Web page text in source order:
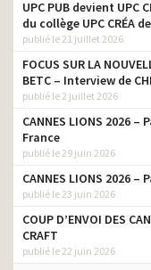
Bouygues Telecom –
Disponible quand vous
l’êtes
Bouygues Telecom –
Internet Garanti
Partagez vos plus
histoires de Noël
Bouygues Telecom – 4G
Box – La Famille
Bouygues Telecom – Le
pédalo
UPC PUB devient UPC
du collège UPC CRÉA
publié le 21 juillet 2026
FOCUS SUR LA
BETC – Interview de
publié le 2 juillet 2026
CANNES LIONS 2026
France
publié le 29 juin 2026
CANNES LIONS 2026
publié le 23 juin 2026
COUP D’ENVOI DES
CRAFT
publié le 22 juin 2026